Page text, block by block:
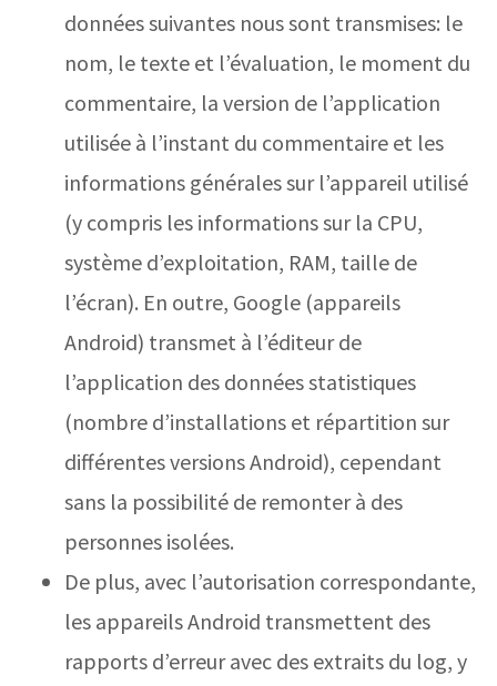
données suivantes nous sont transmises: le
nom, le texte et l’évaluation, le moment du
commentaire, la version de l’application
utilisée à l’instant du commentaire et les
informations générales sur l’appareil utilisé
(y compris les informations sur la CPU,
système d’exploitation, RAM, taille de
l’écran). En outre, Google (appareils
Android) transmet à l’éditeur de
l’application des données statistiques
(nombre d’installations et répartition sur
différentes versions Android), cependant
sans la possibilité de remonter à des
personnes isolées.
De plus, avec l’autorisation correspondante,
les appareils Android transmettent des
rapports d’erreur avec des extraits du log, y